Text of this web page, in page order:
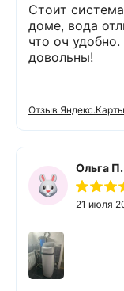
Стоит
доме, вода
что оч
довольны!
Отзыв Яндекс.Карты
Ольга П.
21 июля